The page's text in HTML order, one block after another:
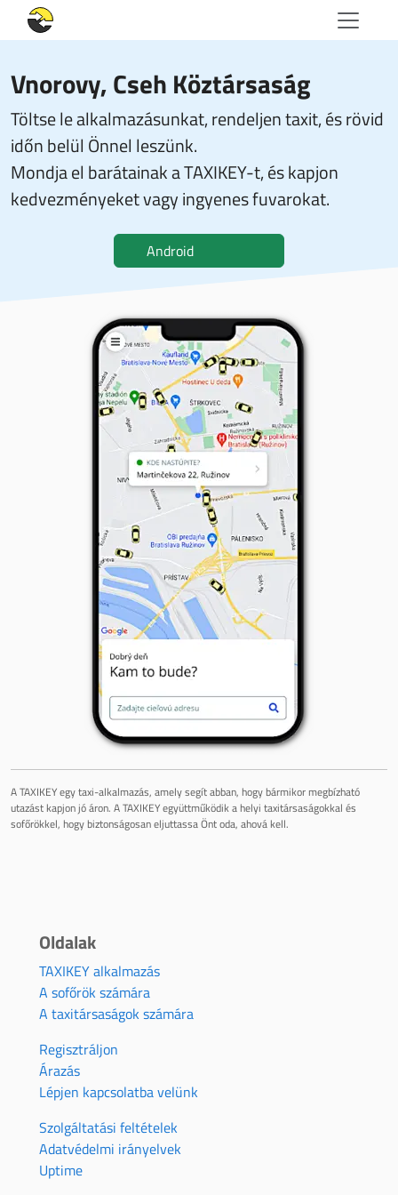
Vnorovy, Cseh Köztársaság
Töltse le alkalmazásunkat, rendeljen taxit, és rövid
időn belül Önnel leszünk.
Mondja el barátainak a TAXIKEY-t, és kapjon
kedvezményeket vagy ingyenes fuvarokat.
Android
A TAXIKEY egy taxi-alkalmazás, amely segít abban, hogy bármikor megbízható
utazást kapjon jó áron. A TAXIKEY együttműködik a helyi taxitársaságokkal és
sofőrökkel, hogy biztonságosan eljuttassa Önt oda, ahová kell.
Oldalak
TAXIKEY alkalmazás
A sofőrök számára
A taxitársaságok számára
Regisztráljon
Árazás
Lépjen kapcsolatba velünk
Szolgáltatási feltételek
Adatvédelmi irányelvek
Uptime